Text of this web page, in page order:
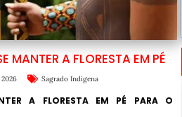
MANTER A FLORESTA EM PÉ
Sagrado Indígena
A FLORESTA EM PÉ PARA O